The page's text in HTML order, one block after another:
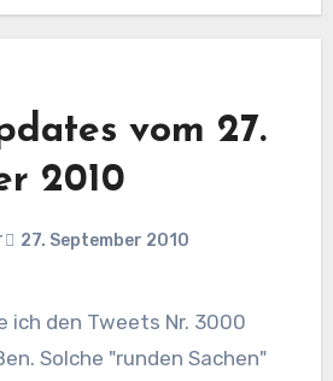
vom 27.
2010
27. September 2010
ich den Tweets Nr. 3000
Solche "runden Sachen"